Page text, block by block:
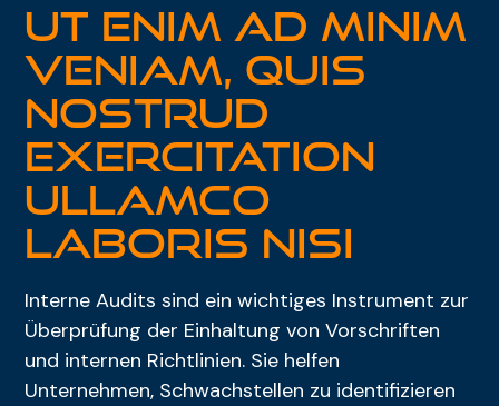
Ut Enim Ad Minim
Veniam, Quis
Nostrud
Exercitation
Ullamco
Laboris Nisi
Interne Audits sind ein wichtiges Instrument zur
Überprüfung der Einhaltung von Vorschriften
und internen Richtlinien. Sie helfen
Unternehmen, Schwachstellen zu identifizieren